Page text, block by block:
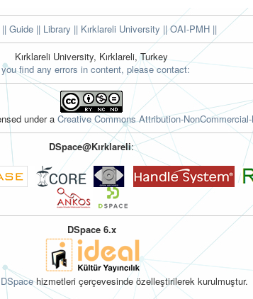
|| Guide|| Library || Kırklareli University ||OAI-PMH ||
Kırklareli University, Kırklareli, Turkey
find any errors in content, please contact:
under a Creative Commons Attribution-
DSpace@Kırklareli:
DSpace 6.x
hizmetleri çerçevesinde özelleştirilerek kurulmuştur.